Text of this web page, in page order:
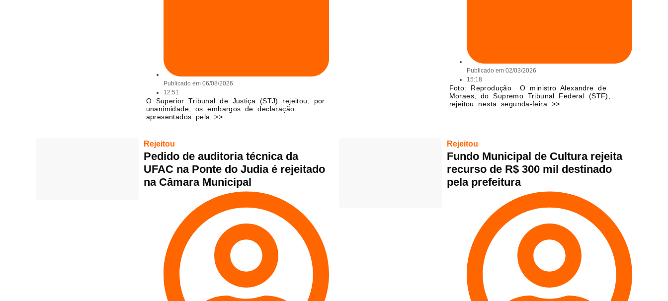
Publicado em 06/08/2026
12:51
O Superior Tribunal de Justiça (STJ) rejeitou, por
unanimidade, os embargos de declaração
apresentados pela >>
Publicado em 02/03/2026
15:18
Foto: Reprodução O ministro Alexandre de
Moraes, do Supremo Tribunal Federal (STF),
rejeitou nesta segunda-feira >>
Rejeitou
Pedido de auditoria técnica da
UFAC na Ponte do Judia é rejeitado
na Câmara Municipal
Rejeitou
Fundo Municipal de Cultura rejeita
recurso de R$ 300 mil destinado
pela prefeitura